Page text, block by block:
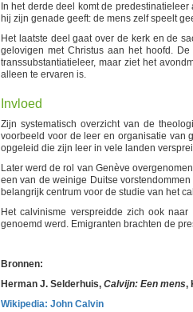
In het derde deel komt de
hij zijn genade geeft: de mens zelf speelt
Het laatste deel gaat over de kerk en de
gelovigen met Christus aan het hoofd.
transsubstantiatieleer, maar ziet het
alleen te ervaren is.
Invloed
Zijn systematisch overzicht van de
voorbeeld voor de leer en organisatie van
opgeleid die zijn leer in vele landen
Later werd de rol van Genève
een van de weinige Duitse
belangrijk centrum voor de studie van het
Het calvinisme verspreidde zich ook
genoemd werd. Emigranten brachten de
Bronnen:
Herman J. Selderhuis, Calvijn: Een mens,
Wikipedia: John Calvin